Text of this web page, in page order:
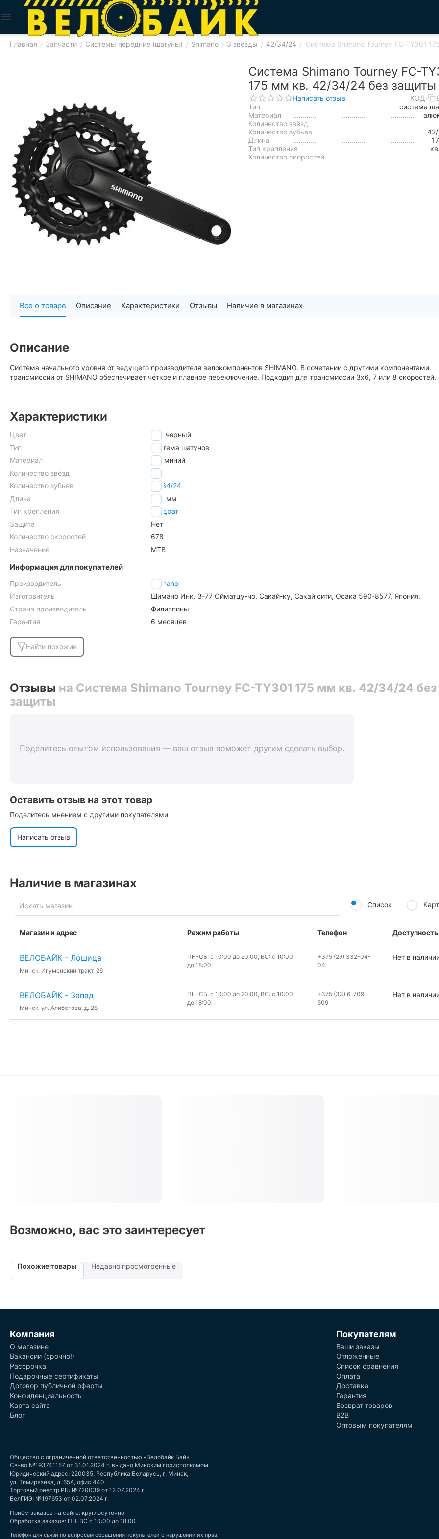
Главная / Запчасти / Системы передние (шатуны) / Shimano / 3 звезды / 42/34/24 / Система Shimano Tourney FC-TY301
Система Shimano Tourney FC-
175 мм кв. 42/34/24 без защиты
Написать отзыв КОД:
Тип
система
Материал
Количество звёзд
Количество зубьев
Длина
Тип крепления
Количество скоростей
Все о товаре Описание Характеристики Отзывы Наличие в магазинах
Описание
Система начального уровня от ведущего производителя велокомпонентов SHIMANO. В сочетании с другими компонентами
трансмиссии от SHIMANO обеспечивает чёткое и плавное переключение. Подходит для трансмиссии 3х6, 7 или 8 скоростей.
Характеристики
Цвет
черный
Тип
система шатунов
Материал
алюминий
Количество звёзд
3
Количество зубьев
42/34/24
Длина
175 мм
Тип крепления
квадрат
Защита
Нет
Количество скоростей
678
Назначение
MTB
Информация для покупателей
Производитель
Shimano
Изготовитель
Шимано Инк. 3-77 Ойматцу-чо, Сакай-ку, Сакай сити, Осака 590-8577, Япония.
Страна производитель
Филиппины
Гарантия
6 месяцев
Найти похожие
Отзывы на Система Shimano Tourney FC-TY301 175 мм кв. 42/34/24 без
защиты
Поделитесь опытом использования — ваш отзыв поможет другим сделать выбор.
Оставить отзыв на этот товар
Поделитесь мнением с другими покупателями
Написать отзыв
Наличие в магазинах
Список
Магазин и адрес Режим работы Телефон Доступность
ВЕЛОБАЙК - Лошица
Минск, Игуменский тракт, 26
ПН-СБ: с 10:00 до 20:00, ВС: с 10:00
до 18:00
+375 (29) 332-04-
04
Нет в
ВЕЛОБАЙК - Запад
Минск, ул. Алибегова, д. 28
ПН-СБ: с 10:00 до 20:00, ВС: с 10:00
до 18:00
+375 (33) 6-709-
509
Нет в
Возможно, вас это заинтересует
Похожие товары Недавно просмотренные
Компания
О магазине
Вакансии (срочно!)
Рассрочка
Подарочные сертификаты
Договор публичной оферты
Конфиденциальность
Карта сайта
Блог
Покупателям
Ваши заказы
Отложенные
Список сравнения
Оплата
Доставка
Гарантия
Возврат товаров
B2B
Оптовым покупателям
Общество с ограниченной ответственностью «Велобайк Бай»
Св-во №193741157 от 31.01.2024 г. выдано Минским горисполкомом
Юридический адрес: 220035, Республика Беларусь, г. Минск,
ул. Тимирязева, д. 65А, офис 440.
Торговый реестр РБ: №720039 от 12.07.2024 г.
БелГИЭ: №197653 от 02.07.2024 г.
Приём заказов на сайте: круглосуточно
Обработка заказов: ПН-ВС с 10:00 до 18:00
Телефон для связи по вопросам обращения покупателей о нарушении их прав: